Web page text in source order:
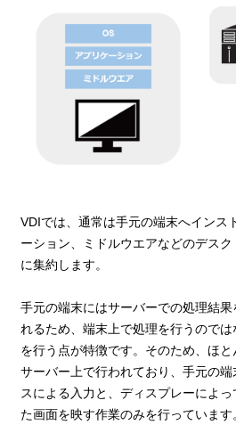
VDIでは、通常は手元の端末へインス
ーション、ミドルウエアなどのデス
に集約します。
手元の端末にはサーバーでの処理結
れるため、端末上で処理を行うので
を行う点が特徴です。そのため、ほ
サーバー上で行われており、手元の
スによる入力と、ディスプレーによ
た画面を映す作業のみを行っています